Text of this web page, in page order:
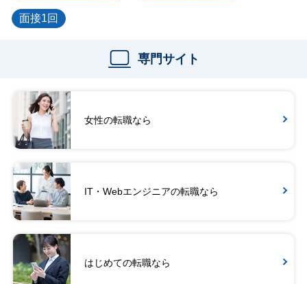
面接1回
専門サイト
女性の転職なら
IT・Webエンジニアの転職なら
はじめての転職なら